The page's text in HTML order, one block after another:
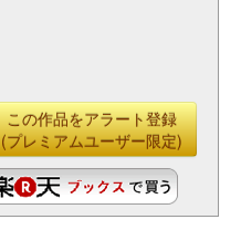
この作品をアラート登録
(プレミアムユーザー限定)